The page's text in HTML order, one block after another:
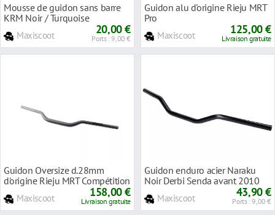
Mousse de guidon sans barre
KRM Noir / Turquoise
Maxiscoot 20,00 €
Ports : 9,00 €
Guidon alu d'origine Rieju MRT
Pro
Maxiscoot 125,00 €
Livraison gratuite
Guidon Oversize d.28mm
d'origine Rieju MRT Compétition
Maxiscoot 158,00 €
Livraison gratuite
Guidon enduro acier Naraku
Noir Derbi Senda avant 2010
Maxiscoot 43,90 €
Ports : 9,00 €